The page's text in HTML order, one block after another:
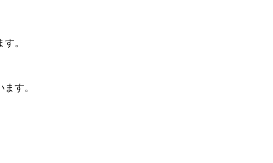
。
す。